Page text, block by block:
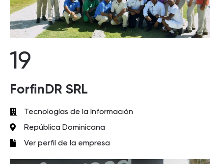
19
ForfinDR SRL
Tecnologías de la Información
República Dominicana
Ver perfil de la empresa